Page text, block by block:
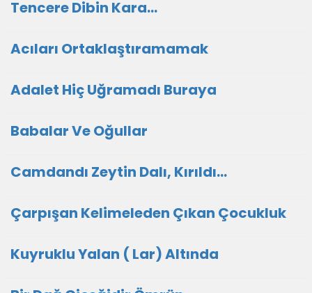
Tencere Dibin Kara…
Acıları Ortaklaştıramamak
Adalet Hiç Uğramadı Buraya
Babalar Ve Oğullar
Camdandı Zeytin Dalı, Kırıldı…
Çarpışan Kelimeleden Çıkan Çocukluk
Kuyruklu Yalan ( Lar) Altında